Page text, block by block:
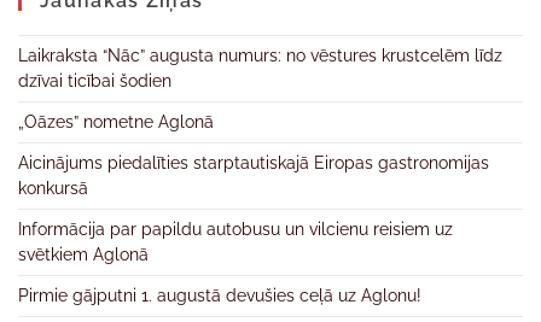
Laikraksta “Nāc” augusta numurs: no vēstures krustcelēm līdz
dzīvai ticībai šodien
„Oāzes” nometne Aglonā
Aicinājums piedalīties starptautiskajā Eiropas gastronomijas
konkursā
Informācija par papildu autobusu un vilcienu reisiem uz
svētkiem Aglonā
Pirmie gājputni 1. augustā devušies ceļā uz Aglonu!